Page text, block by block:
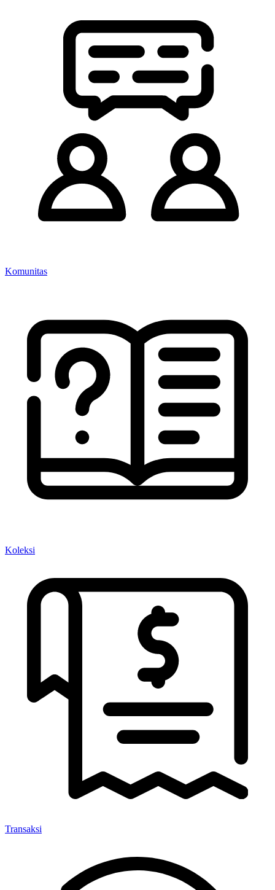
Komunitas
Koleksi
Transaksi